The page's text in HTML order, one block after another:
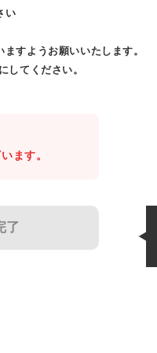
い
すようお願いいたします。
してください。
ます。
了